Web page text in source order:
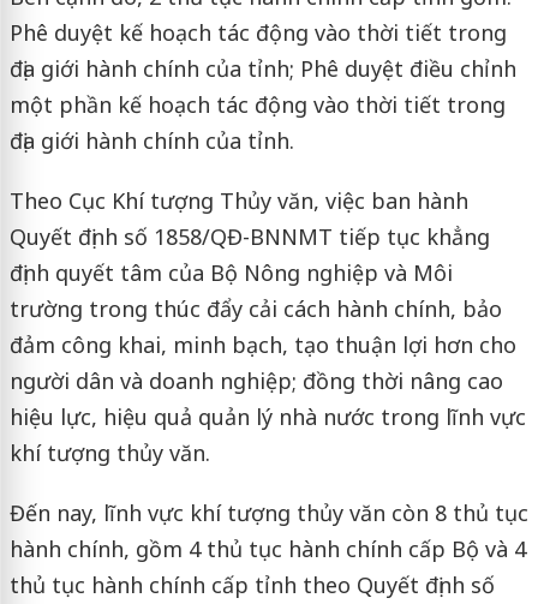
Phê duyệt kế hoạch tác động vào thời tiết trong
địa giới hành chính của tỉnh; Phê duyệt điều chỉnh
một phần kế hoạch tác động vào thời tiết trong
địa giới hành chính của tỉnh.
Theo Cục Khí tượng Thủy văn, việc ban hành
Quyết định số 1858/QĐ-BNNMT tiếp tục khẳng
định quyết tâm của Bộ Nông nghiệp và Môi
trường trong thúc đẩy cải cách hành chính, bảo
đảm công khai, minh bạch, tạo thuận lợi hơn cho
người dân và doanh nghiệp; đồng thời nâng cao
hiệu lực, hiệu quả quản lý nhà nước trong lĩnh vực
khí tượng thủy văn.
Đến nay, lĩnh vực khí tượng thủy văn còn 8 thủ tục
hành chính, gồm 4 thủ tục hành chính cấp Bộ và 4
thủ tục hành chính cấp tỉnh theo Quyết định số